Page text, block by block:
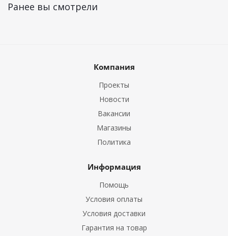
Ранее вы смотрели
Компания
Проекты
Новости
Вакансии
Магазины
Политика
Информация
Помощь
Условия оплаты
Условия доставки
Гарантия на товар